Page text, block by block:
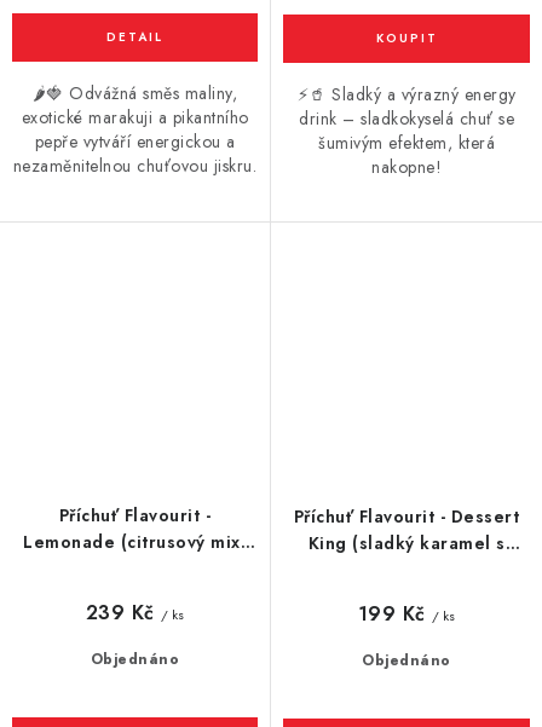
🌶️🍓 Odvážná směs maliny,
exotické marakuji a pikantního
pepře vytváří energickou a
nezaměnitelnou chuťovou jiskru.
⚡🥤 Sladký a výrazný energy
drink – sladkokyselá chuť se
šumivým efektem, která
nakopne!
Příchuť Flavourit -
Lemonade (citrusový mix)
Objednáno
239 Kč / ks
Příchuť Flavourit - Dessert
King (sladký karamel s
Objednáno
199 Kč / ks